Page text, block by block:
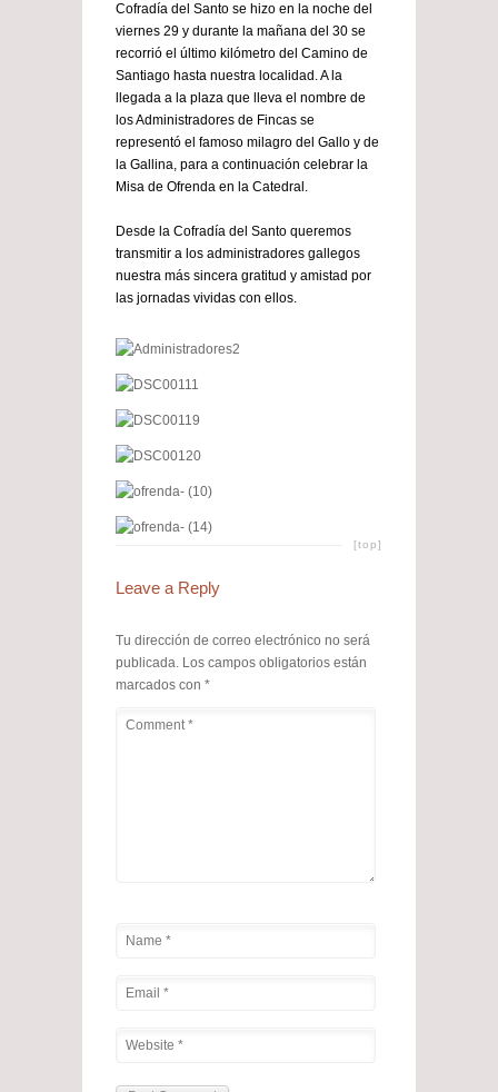
Cofradía del Santo se hizo en la noche del
viernes 29 y durante la mañana del 30 se
recorrió el último kilómetro del Camino de
Santiago hasta nuestra localidad. A la
llegada a la plaza que lleva el nombre de
los Administradores de Fincas se
representó el famoso milagro del Gallo y de
la Gallina, para a continuación celebrar la
Misa de Ofrenda en la Catedral.
Desde la Cofradía del Santo queremos
transmitir a los administradores gallegos
nuestra más sincera gratitud y amistad por
las jornadas vividas con ellos.
[top]
Leave a Reply
Tu dirección de correo electrónico no será
publicada. Los campos obligatorios están
marcados con *